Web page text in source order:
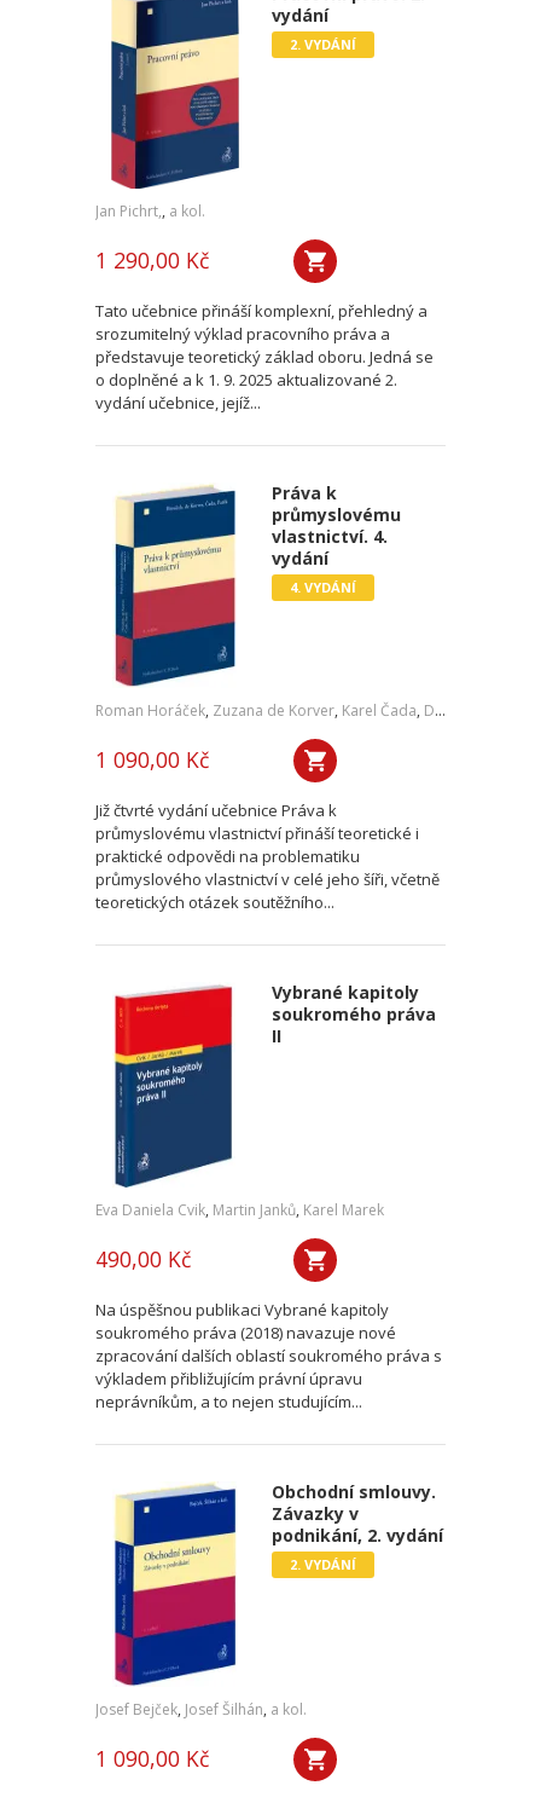
vydání
2. VYDÁNÍ
Jan Pichrt,, a kol.
1 290,00 Kč
Tato učebnice přináší komplexní, přehledný a
srozumitelný výklad pracovního práva a
představuje teoretický základ oboru. Jedná se
o doplněné a k 1. 9. 2025 aktualizované 2.
vydání učebnice, jejíž...
Práva k
průmyslovému
vlastnictví. 4.
vydání
4. VYDÁNÍ
Roman Horáček, Zuzana de Korver, Karel Čada, Daniel Patěk
1 090,00 Kč
Již čtvrté vydání učebnice Práva k
průmyslovému vlastnictví přináší teoretické i
praktické odpovědi na problematiku
průmyslového vlastnictví v celé jeho šíři, včetně
teoretických otázek soutěžního...
Vybrané kapitoly
soukromého práva
II
Eva Daniela Cvik, Martin Janků, Karel Marek
490,00 Kč
Na úspěšnou publikaci Vybrané kapitoly
soukromého práva (2018) navazuje nové
zpracování dalších oblastí soukromého práva s
výkladem přibližujícím právní úpravu
neprávníkům, a to nejen studujícím...
Obchodní smlouvy.
Závazky v
podnikání, 2. vydání
2. VYDÁNÍ
Josef Bejček, Josef Šilhán, a kol.
1 090,00 Kč